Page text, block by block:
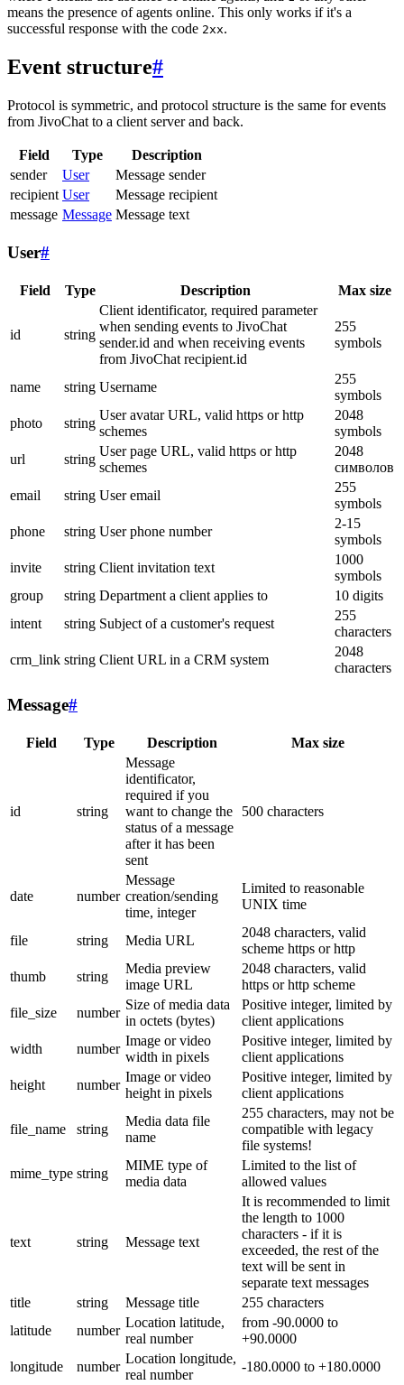
means the presence of agents online. This only works if it's a
successful response with the code 2xx.
Event structure#
Protocol is symmetric, and protocol structure is the same for events
from JivoChat to a client server and back.
Field Type
Description
sender
User
Message sender
recipient User
Message recipient
message Message Message text
User#
Field Type Description Max size
id string
Client identificator, required parameter
when sending events to JivoChat
sender.id and when receiving events
from JivoChat recipient.id
255
symbols
name string Username
255
symbols
photo
string
User avatar URL, valid https or http
schemes
2048
symbols
url
string
User page URL, valid https or http
schemes
2048
символов
email
string User email
255
symbols
phone
string User phone number
2-15
symbols
invite
string Client invitation text
1000
symbols
group
string Department a client applies to
10 digits
intent
string Subject of a customer's request
255
characters
crm_link string Client URL in a CRM system
2048
characters
Message#
Field Type Description Max size
id string
Message
identificator,
required if you
want to change the
status of a message
after it has been
sent
500 characters
date number
Message
creation/sending
time, integer
Limited to reasonable
UNIX time
file string Media URL
2048 characters, valid
scheme https or http
thumb
string
Media preview
image URL
2048 characters, valid
https or http scheme
file_size
number
Size of media data
in octets (bytes)
Positive integer, limited by
client applications
width
number
Image or video
width in pixels
Positive integer, limited by
client applications
height
number
Image or video
height in pixels
Positive integer, limited by
client applications
file_name string
Media data file
name
255 characters, may not be
compatible with legacy
file systems!
mime_type string
MIME type of
media data
Limited to the list of
allowed values
text string Message text
It is recommended to limit
the length to 1000
characters - if it is
exceeded, the rest of the
text will be sent in
separate text messages
title
string Message title
255 characters
latitude
number
Location latitude,
real number
from -90.0000 to
+90.0000
longitude
number
Location longitude,
real number
-180.0000 to +180.0000